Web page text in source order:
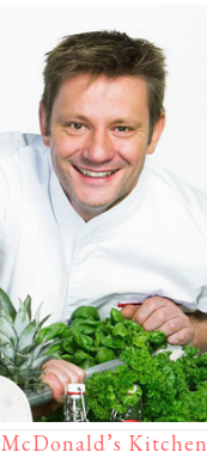
McDonald’s Kitchen